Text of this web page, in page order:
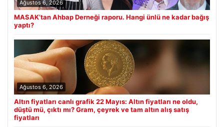
Ağustos 6, 2026
MASAK’tan Ahbap Derneği raporu. Hangi ünlü ne kadar bağış
yaptı?
Ağustos 6, 2026
Altın fiyatları canlı grafik 22 Mayıs: Altın fiyatları ne oldu,
düştü mü, çıktı mı? Gram, çeyrek ve tam altın alış satış
fiyatları